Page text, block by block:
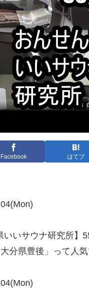
Facebook はてブ
いサウナ研究所】
分県豊後」って人